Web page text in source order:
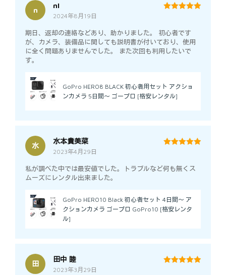
n
nI
2024年8月19日
期日、返却の連絡などあり、助かりました。 初心者です
が、カメラ、装備品に関しても説明書が付いており、使用
に全く問題ありませんでした。 また次回も利用したいで
す。
GoPro HERO8 BLACK 初心者用セット アクショ
ンカメラ 5日間～ ゴープロ [格安レンタル]
水
水本貴美菜
2023年4月29日
私が調べた中では最安値でした。トラブルなど何も無くス
ムーズにレンタル出来ました。
GoPro HERO10 Black 初心者セット 4日間～ ア
クションカメラ ゴープロ GoPro10 [格安レンタ
ル]
田
田中 睦
2023年3月29日